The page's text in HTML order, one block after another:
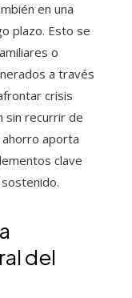
en una
plazo. Esto se
o
a través
crisis
sin recurrir de
ahorro aporta
clave
del